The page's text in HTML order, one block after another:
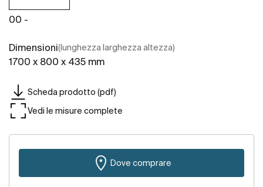
00 -
Dimensioni(lunghezza larghezza altezza)
1700 x 800 x 435 mm
Scheda prodotto (pdf)
Vedi le misure complete
Dove comprare